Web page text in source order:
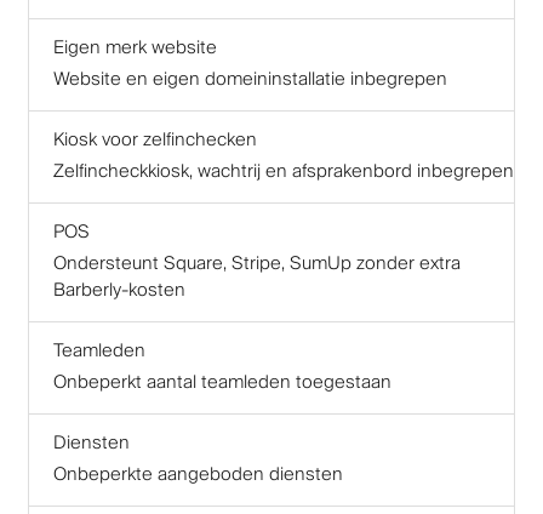
Eigen merk website
Website en eigen domeininstallatie inbegrepen
Kiosk voor zelfinchecken
Zelfincheckkiosk, wachtrij en afsprakenbord inbegrepen
POS
Ondersteunt Square, Stripe, SumUp zonder extra
Barberly-kosten
Teamleden
Onbeperkt aantal teamleden toegestaan
Diensten
Onbeperkte aangeboden diensten